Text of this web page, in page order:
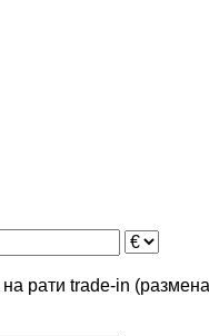
на рати trade-in